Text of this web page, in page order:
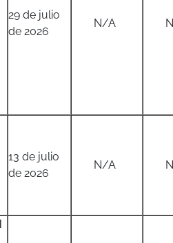
29 de julio
de 2026
N/A
13 de julio
de 2026
N/A